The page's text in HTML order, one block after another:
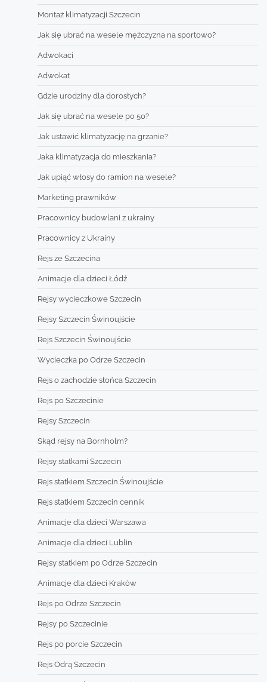
Montaż klimatyzacji Szczecin
Jak się ubrać na wesele mężczyzna na sportowo?
Adwokaci
Adwokat
Gdzie urodziny dla dorosłych?
Jak się ubrać na wesele po 50?
Jak ustawić klimatyzację na grzanie?
Jaka klimatyzacja do mieszkania?
Jak upiąć włosy do ramion na wesele?
Marketing prawników
Pracownicy budowlani z ukrainy
Pracownicy z Ukrainy
Rejs ze Szczecina
Animacje dla dzieci Łódź
Rejsy wycieczkowe Szczecin
Rejsy Szczecin Świnoujście
Rejs Szczecin Świnoujście
Wycieczka po Odrze Szczecin
Rejs o zachodzie słońca Szczecin
Rejs po Szczecinie
Rejsy Szczecin
Skąd rejsy na Bornholm?
Rejsy statkami Szczecin
Rejs statkiem Szczecin Świnoujście
Rejs statkiem Szczecin cennik
Animacje dla dzieci Warszawa
Animacje dla dzieci Lublin
Rejsy statkiem po Odrze Szczecin
Animacje dla dzieci Kraków
Rejs po Odrze Szczecin
Rejsy po Szczecinie
Rejs po porcie Szczecin
Rejs Odrą Szczecin